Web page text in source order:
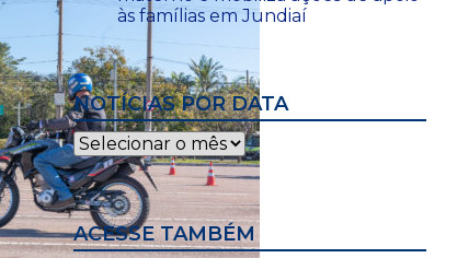
às famílias em Jundiaí
NOTÍCIAS POR DATA
Notícias
por
data
ACESSE TAMBÉM